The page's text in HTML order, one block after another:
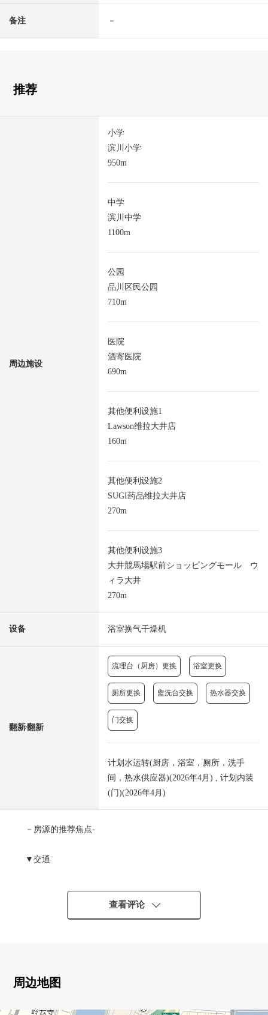
备注 －
推荐
周边施设
小学
滨川小学
950m
中学
滨川中学
1100m
公园
品川区民公园
710m
医院
酒寄医院
690m
其他便利设施1
Lawson维拉大井店
160m
其他便利设施2
SUGI药品维拉大井店
270m
其他便利设施3
大井競馬場駅前ショッピングモール ウ
ィラ大井
270m
设备 浴室换气干燥机
翻新⁄翻新
流理台（厨房）更换 浴室更换
厕所更换 盥洗台交换 热水器交换
门交换
计划水运转(厨房，浴室，厕所，洗手
间，热水供应器)(2026年4月) , 计划内装
(门)(2026年4月)
－房源的推荐焦点-
▼交通
・京急本线"立会川"车站步行9分钟
・可以2车站2路线使用
・4楼向西
查看评论
周边地图